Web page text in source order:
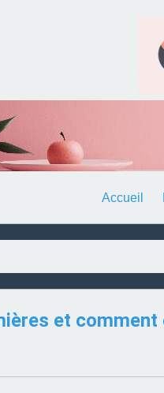
Accueil
et